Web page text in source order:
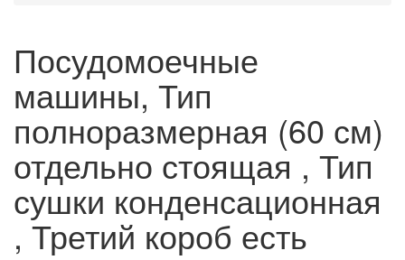
Посудомоечные
машины, Тип
полноразмерная (60 см)
отдельно стоящая , Тип
сушки конденсационная
, Третий короб есть